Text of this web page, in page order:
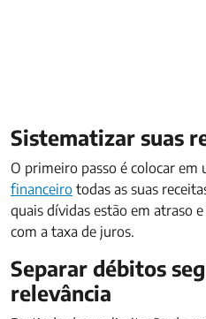
Sistematizar suas
O primeiro passo é colocar em
financeiro todas as suas
quais dívidas estão em atraso
com a taxa de juros.
Separar débitos
relevância